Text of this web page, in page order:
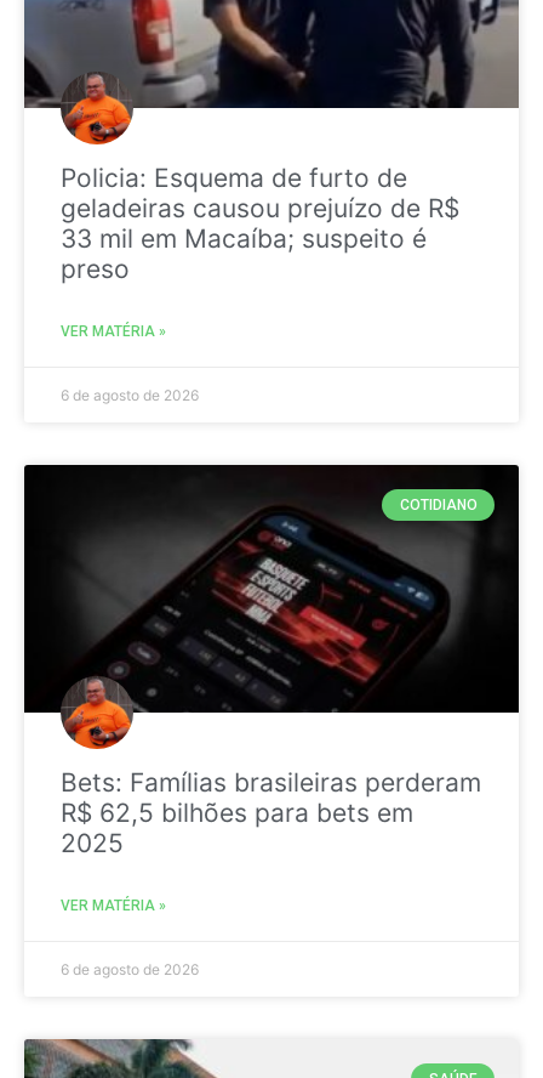
Policia: Esquema de furto de
geladeiras causou prejuízo de R$
33 mil em Macaíba; suspeito é
preso
VER MATÉRIA »
6 de agosto de 2026
COTIDIANO
Bets: Famílias brasileiras perderam
R$ 62,5 bilhões para bets em
2025
VER MATÉRIA »
6 de agosto de 2026